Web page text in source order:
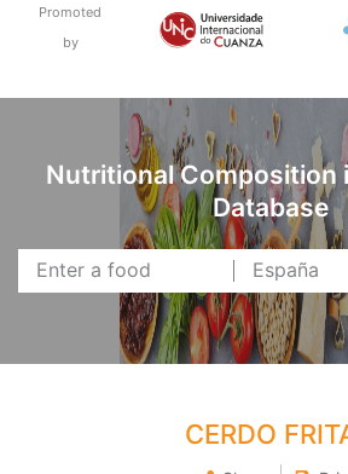
Academic Education
Research
News
Promoted
by
Nutritional Composition
Database
CERDO